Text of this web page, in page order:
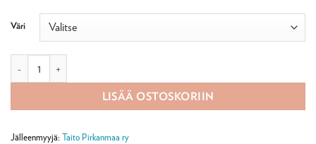
Väri
LISÄÄ OSTOSKORIIN
Jälleenmyyjä: Taito Pirkanmaa ry